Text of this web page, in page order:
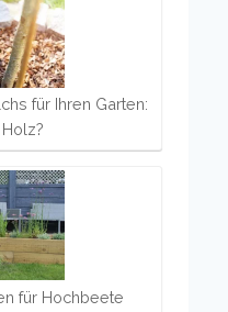
für Ihren Garten:
für Hochbeete